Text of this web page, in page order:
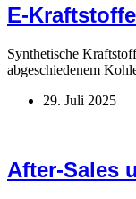
E-
Synthetische
abgeschiedenem
29. Juli 2025
After-Sales